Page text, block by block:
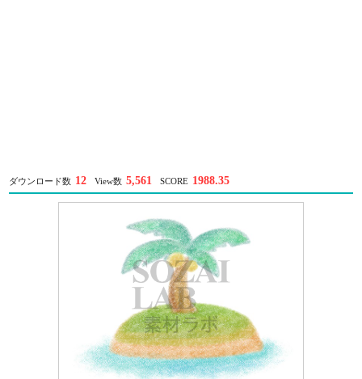
ダウンロード数 12 View数 5,561 SCORE 1988.35